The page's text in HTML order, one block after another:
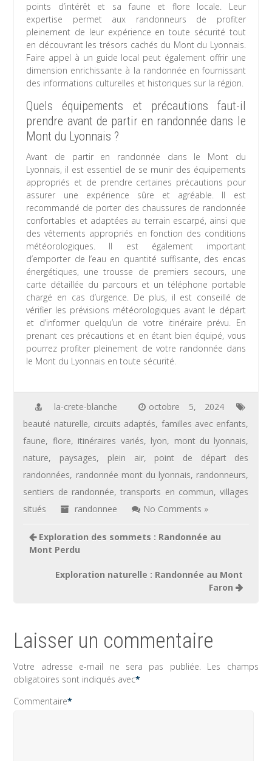
points d’intérêt et sa faune et flore locale. Leur
expertise permet aux randonneurs de profiter
pleinement de leur expérience en toute sécurité tout
en découvrant les trésors cachés du Mont du Lyonnais.
Faire appel à un guide local peut également offrir une
dimension enrichissante à la randonnée en fournissant
des informations culturelles et historiques sur la région.
Quels équipements et précautions faut-il
prendre avant de partir en randonnée dans le
Mont du Lyonnais ?
Avant de partir en randonnée dans le Mont du
Lyonnais, il est essentiel de se munir des équipements
appropriés et de prendre certaines précautions pour
assurer une expérience sûre et agréable. Il est
recommandé de porter des chaussures de randonnée
confortables et adaptées au terrain escarpé, ainsi que
des vêtements appropriés en fonction des conditions
météorologiques. Il est également important
d’emporter de l’eau en quantité suffisante, des encas
énergétiques, une trousse de premiers secours, une
carte détaillée du parcours et un téléphone portable
chargé en cas d’urgence. De plus, il est conseillé de
vérifier les prévisions météorologiques avant le départ
et d’informer quelqu’un de votre itinéraire prévu. En
prenant ces précautions et en étant bien équipé, vous
pourrez profiter pleinement de votre randonnée dans
le Mont du Lyonnais en toute sécurité.
la-crete-blanche
octobre 5, 2024
beauté naturelle, circuits adaptés, familles avec enfants,
faune, flore, itinéraires variés, lyon, mont du lyonnais,
nature, paysages, plein air, point de départ des
randonnées, randonnée mont du lyonnais, randonneurs,
sentiers de randonnée,transports en commun,villages
situés
randonnee No Comments »
Navigation
de
Exploration des sommets : Randonnée au
Mont Perdu
Exploration naturelle : Randonnée au Mont
Faron
Laisser un commentaire
Votre adresse e-mail ne sera pas publiée. Les champs
obligatoires sont indiqués avec*
Commentaire*